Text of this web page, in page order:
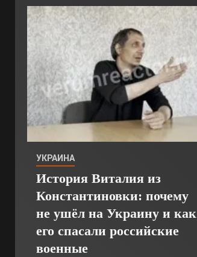
УКРАИНА
История Виталия из
Константиновки: почему
не ушёл на Украину и как
его спасали российские
военные